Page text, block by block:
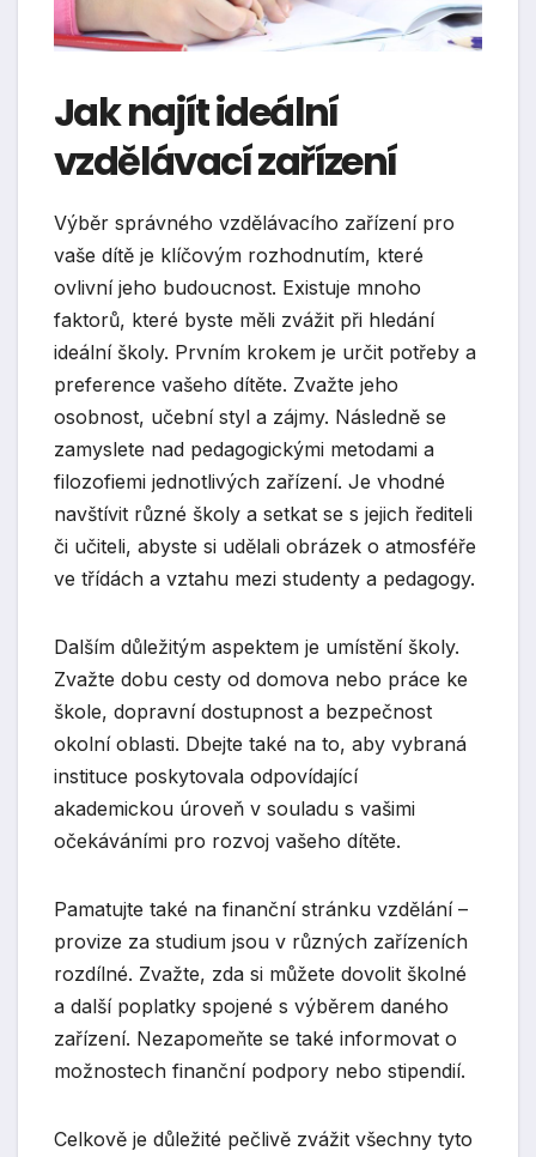
Jak najít ideální
vzdělávací zařízení
Výběr správného vzdělávacího zařízení pro
vaše dítě je klíčovým rozhodnutím, které
ovlivní jeho budoucnost. Existuje mnoho
faktorů, které byste měli zvážit při hledání
ideální školy. Prvním krokem je určit potřeby a
preference vašeho dítěte. Zvažte jeho
osobnost, učební styl a zájmy. Následně se
zamyslete nad pedagogickými metodami a
filozofiemi jednotlivých zařízení. Je vhodné
navštívit různé školy a setkat se s jejich řediteli
či učiteli, abyste si udělali obrázek o atmosféře
ve třídách a vztahu mezi studenty a pedagogy.
Dalším důležitým aspektem je umístění školy.
Zvažte dobu cesty od domova nebo práce ke
škole, dopravní dostupnost a bezpečnost
okolní oblasti. Dbejte také na to, aby vybraná
instituce poskytovala odpovídající
akademickou úroveň v souladu s vašimi
očekáváními pro rozvoj vašeho dítěte.
Pamatujte také na finanční stránku vzdělání –
provize za studium jsou v různých zařízeních
rozdílné. Zvažte, zda si můžete dovolit školné
a další poplatky spojené s výběrem daného
zařízení. Nezapomeňte se také informovat o
možnostech finanční podpory nebo stipendií.
Celkově je důležité pečlivě zvážit všechny tyto